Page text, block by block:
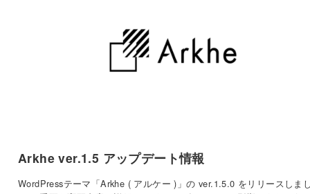
Arkhe ver.1.5 アップデート情報
WordPressテーマ「Arkhe ( アルケー )」の ver.1.5.0 をリリースしま